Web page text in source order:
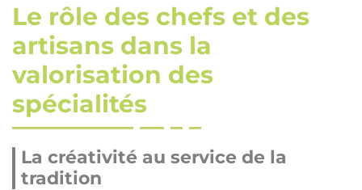
Le rôle des chefs et des
artisans dans la
valorisation des
spécialités
La créativité au service de la
tradition